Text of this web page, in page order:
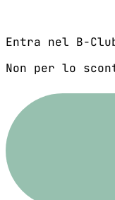
Entra nel B-
Non per lo